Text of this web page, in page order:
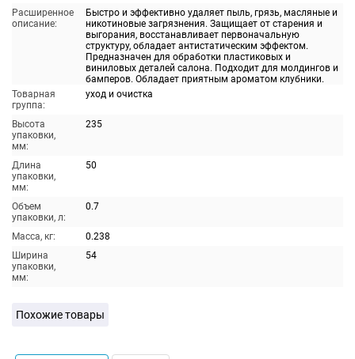
Расширенное
описание:
Быстро и эффективно удаляет пыль, грязь, масляные и
никотиновые загрязнения. Защищает от старения и
выгорания, восстанавливает первоначальную
структуру, обладает антистатическим эффектом.
Предназначен для обработки пластиковых и
виниловых деталей салона. Подходит для молдингов и
бамперов. Обладает приятным ароматом клубники.
Товарная
группа:
уход и очистка
Высота
упаковки,
мм:
235
Длина
упаковки,
мм:
50
Объем
упаковки, л:
0.7
Масса, кг:
0.238
Ширина
упаковки,
мм:
54
Похожие товары